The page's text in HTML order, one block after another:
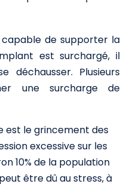
de supporter la
est surchargé, il
déchausser. Plusieurs
une surcharge de
est le grincement des
excessive sur les
10% de la population
être dû au stress, à